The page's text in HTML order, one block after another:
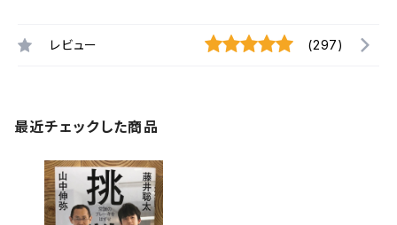
レビュー (297)
最近チェックした商品